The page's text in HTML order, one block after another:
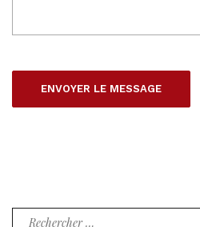
Recherche